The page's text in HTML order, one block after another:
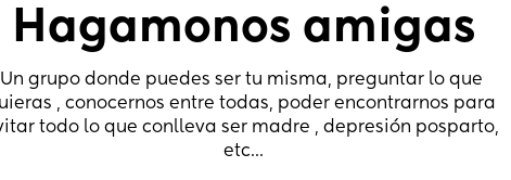
Hagamonos amigas
Un grupo donde puedes ser tu misma, preguntar lo que
, conocernos entre todas, poder encontrarnos para
todo lo que conlleva ser madre , depresión posparto,
etc...